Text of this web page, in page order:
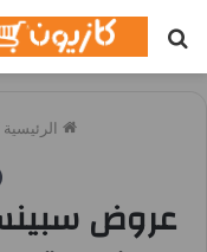
عن
الرئيسية
عروض